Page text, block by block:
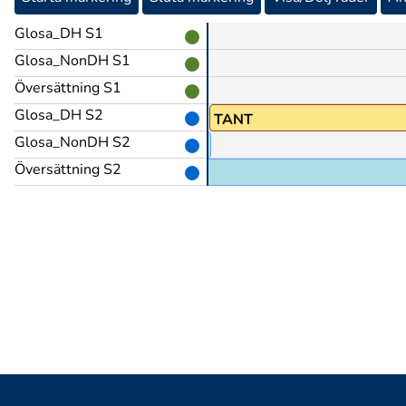
Glosa_DH S1
Glosa_NonDH S1
Översättning S1
Glosa_DH S2
Glosa_NonDH S2
Översättning S2
TANT